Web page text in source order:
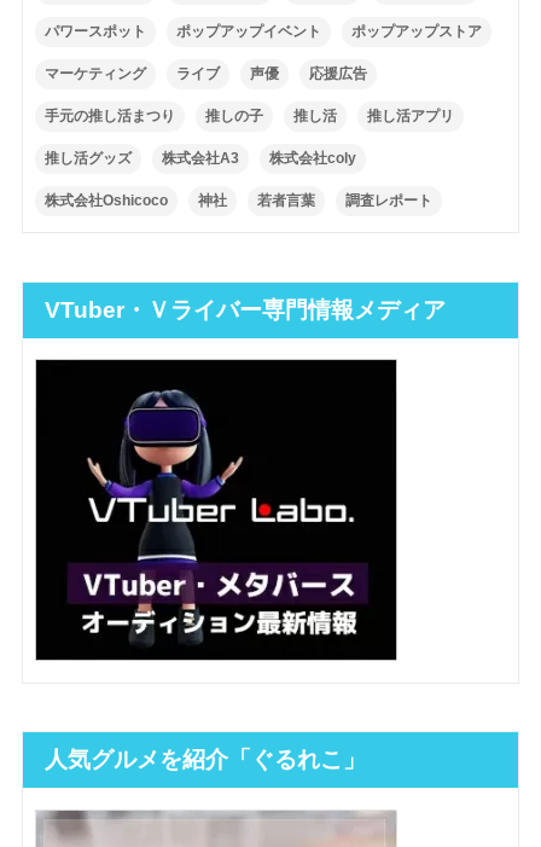
パワースポット ポップアップイベント ポップアップストア
マーケティング ライブ 声優 応援広告
手元の推し活まつり 推しの子 推し活 推し活アプリ
推し活グッズ 株式会社A3 株式会社coly
株式会社Oshicoco 神社 若者言葉 調査レポート
VTuber・Ｖライバー専門情報メディア
人気グルメを紹介「ぐるれこ」